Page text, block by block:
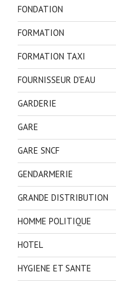
FONDATION
FORMATION
FORMATION TAXI
FOURNISSEUR D'EAU
GARDERIE
GARE
GARE SNCF
GENDARMERIE
GRANDE DISTRIBUTION
HOMME POLITIQUE
HOTEL
HYGIENE ET SANTE